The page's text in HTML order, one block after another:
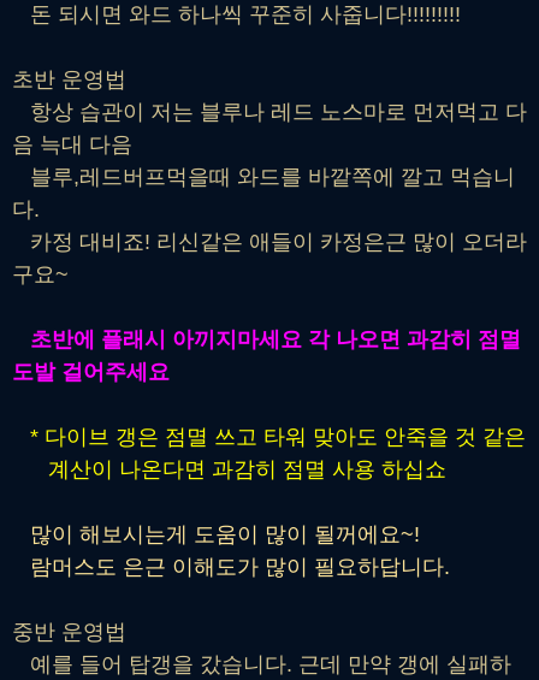
돈 되시면 와드 하나씩 꾸준히 사줍니다!!!!!!!!!
초반 운영법
항상 습관이 저는 블루나 레드 노스마로 먼저먹고 다
음 늑대 다음
블루,레드버프먹을때 와드를 바깥쪽에 깔고 먹습니
다.
카정 대비죠! 리신같은 애들이 카정은근 많이 오더라
구요~
초반에 플래시 아끼지마세요 각 나오면 과감히 점멸
도발 걸어주세요
* 다이브 갱은 점멸 쓰고 타워 맞아도 안죽을 것 같은
계산이 나온다면 과감히 점멸 사용 하십쇼
많이 해보시는게 도움이 많이 될꺼에요~!
람머스도 은근 이해도가 많이 필요하답니다.
중반 운영법
예를 들어 탑갱을 갔습니다. 근데 만약 갱에 실패하